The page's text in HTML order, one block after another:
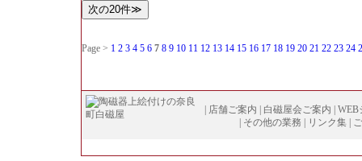
Page > 1 2 3 4 5 6 7 8 9 10 11 12 13 14 15 16 17 18 19 20 21 22 23 24
店舗ご案内 白磁屋会ご案内
WEB
その他の業務 リンク集